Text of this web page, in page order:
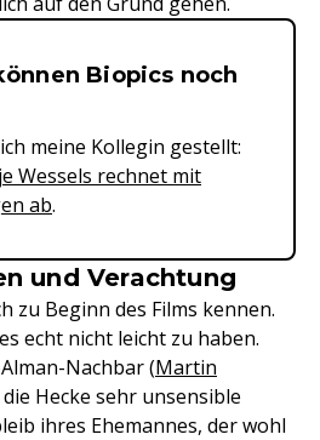
&
Biopics noch
meine Kollegin gestellt:
Wessels rechnet mit
ab.
und Verachtung
zu Beginn des Films kennen.
echt nicht leicht zu haben.
Nachbar (Martin
Hecke sehr unsensible
ihres Ehemannes, der wohl